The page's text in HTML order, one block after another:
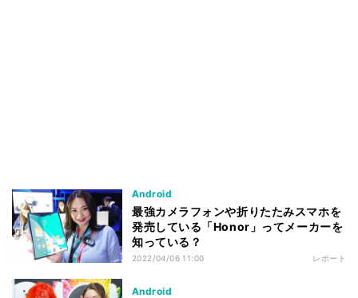
Android
最強カメラフォンや折りたたみスマホを
発売している「Honor」ってメーカーを
知っている？
2022/04/06 11:00 レポート
Android